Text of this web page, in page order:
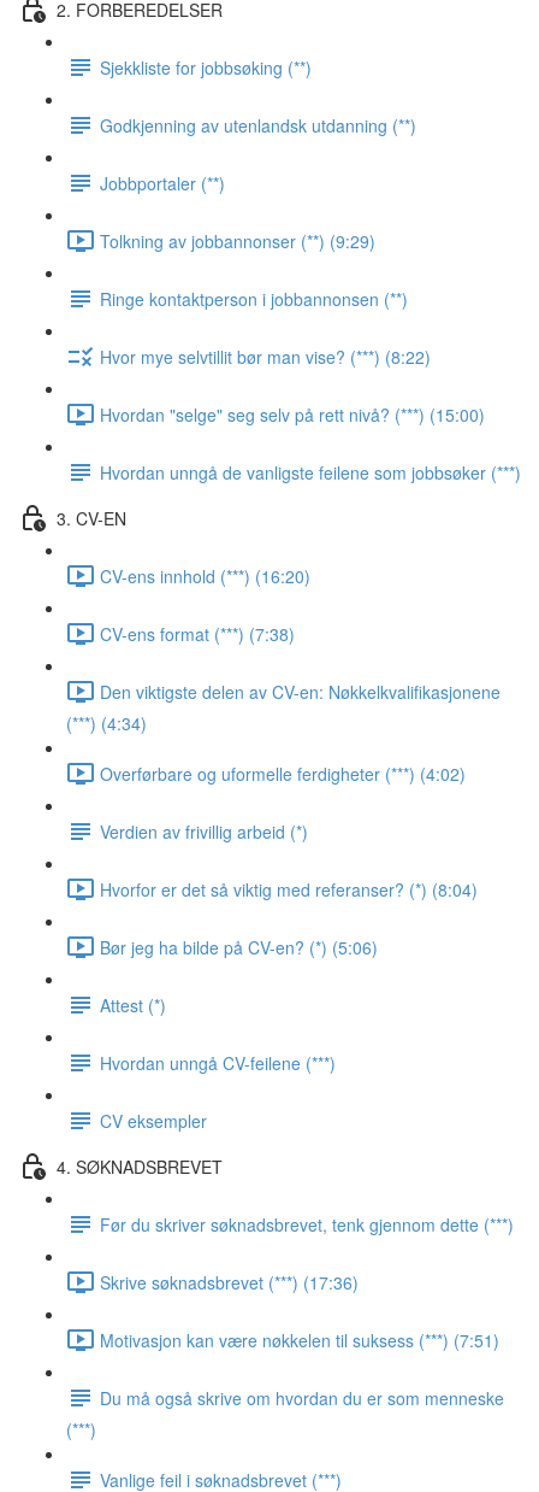
2. FORBEREDELSER
Sjekkliste for jobbsøking (**)
Godkjenning av utenlandsk utdanning (**)
Jobbportaler (**)
Tolkning av jobbannonser (**) (9:29)
Ringe kontaktperson i jobbannonsen (**)
Hvor mye selvtillit bør man vise? (***) (8:22)
Hvordan "selge" seg selv på rett nivå? (***) (15:00)
Hvordan unngå de vanligste feilene som jobbsøker (***)
3. CV-EN
CV-ens innhold (***) (16:20)
CV-ens format (***) (7:38)
Den viktigste delen av CV-en: Nøkkelkvalifikasjonene
(***) (4:34)
Overførbare og uformelle ferdigheter (***) (4:02)
Verdien av frivillig arbeid (*)
Hvorfor er det så viktig med referanser? (*) (8:04)
Bør jeg ha bilde på CV-en? (*) (5:06)
Attest (*)
Hvordan unngå CV-feilene (***)
CV eksempler
4. SØKNADSBREVET
Før du skriver søknadsbrevet, tenk gjennom dette (***)
Skrive søknadsbrevet (***) (17:36)
Motivasjon kan være nøkkelen til suksess (***) (7:51)
Du må også skrive om hvordan du er som menneske
(***)
Vanlige feil i søknadsbrevet (***)